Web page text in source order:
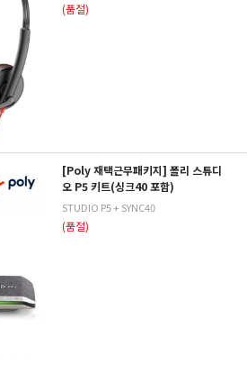
(품절)
[Poly 재택근무패키지] 폴리 스튜디
오 P5 키트(싱크40 포함)
STUDIO P5 + SYNC40
(품절)